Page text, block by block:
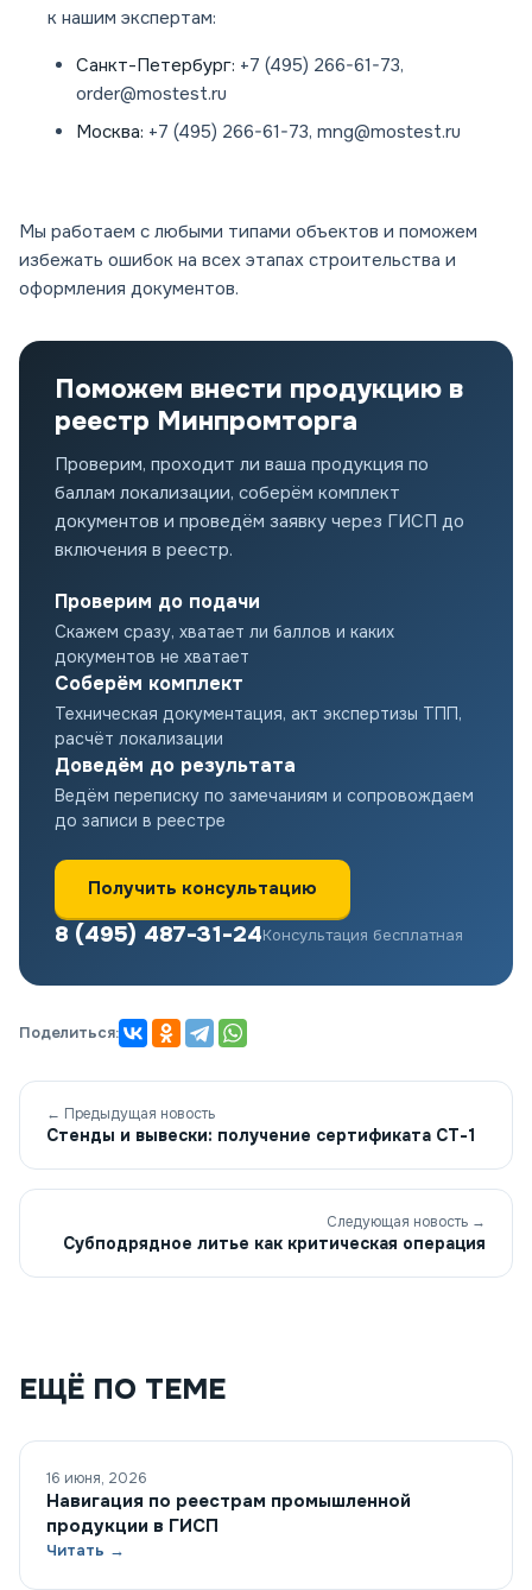
к нашим экспертам:
Санкт-Петербург: +7 (495) 266-61-73,
order@mostest.ru
Москва: +7 (495) 266-61-73, mng@mostest.ru
Мы работаем с любыми типами объектов и поможем
избежать ошибок на всех этапах строительства и
оформления документов.
Поможем внести продукцию в
реестр Минпромторга
Проверим, проходит ли ваша продукция по
баллам локализации, соберём комплект
документов и проведём заявку через ГИСП до
включения в реестр.
Проверим до подачи
Скажем сразу, хватает ли баллов и каких
документов не хватает
Соберём комплект
Техническая документация, акт экспертизы ТПП,
расчёт локализации
Доведём до результата
Ведём переписку по замечаниям и сопровождаем
до записи в реестре
Получить консультацию
8 (495) 487-31-24Консультация бесплатная
Поделиться:
← Предыдущая новость
Стенды и вывески: получение сертификата СТ-1
Следующая новость →
Субподрядное литье как критическая операция
ЕЩЁ ПО ТЕМЕ
16 июня, 2026
Навигация по реестрам промышленной
продукции в ГИСП
Читать →